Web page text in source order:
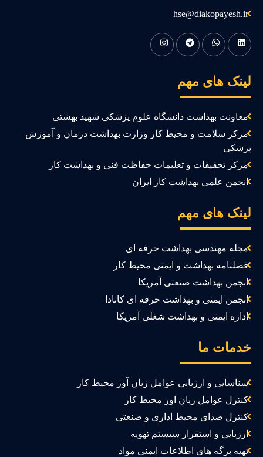
hse@diakopayesh.ir
های مهم
معاونت بهداشت دانشگاه علوم پزشکی شهید بهشتی
مرکز سلامت و محیط کار وزارت بهداشت درمان و آموزش
مرکز تحقیقات و تعلیمات حفاظت فنی و بهداشت کار
انجمن علمی بهداشت کار ایران
های مهم
مجله مهندسی بهداشت حرفه ای
فصلنامه بهداشت و ایمنی محیط کار
انجمن بهداشت صنعتی آمریکا
انجمن ایمنی و بهداشت حرفه ای کانادا
اداره ایمنی و بهداشت شغلی آمریکا
ما
شناسایی و ارزیابی عوامل زیان آور محیط کار
کنترل عوامل زیان اور محیط کار
کنترل صدای محیط اداری و صنعتی
ارزیابی و استقرار سیستم تهویه
تهیه برگه های اطلاعات ایمنی مواد